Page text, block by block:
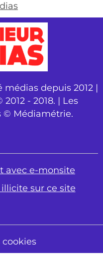
depuis 2012 |
- 2018. | Les
© Médiamétrie.
avec e-monsite
sur ce site
cookies